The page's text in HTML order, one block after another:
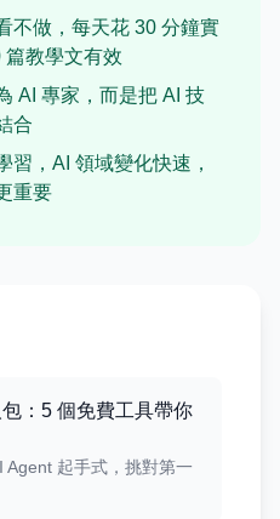
不做，每天花 30 分鐘實
篇教學文有效
AI 專家，而是把 AI 技
合
習，AI 領域變化快速，
重要
：5 個免費工具帶你
Agent 起手式，挑對第一